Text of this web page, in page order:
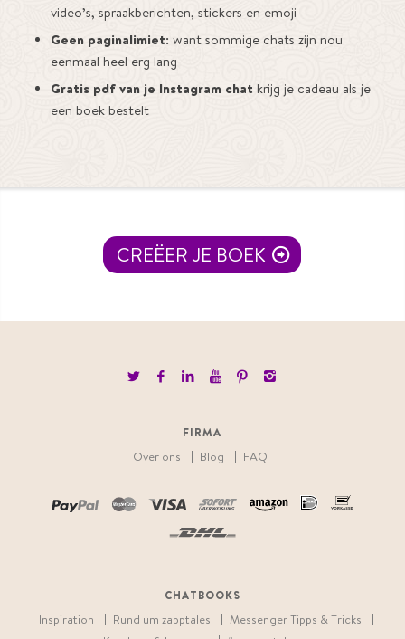
video’s, spraakberichten, stickers en emoji
Geen paginalimiet: want sommige chats zijn nou
eenmaal heel erg lang
Gratis pdf van je Instagram chat krijg je cadeau als je
een boek bestelt
CREËER JE BOEK
FIRMA
Over ons Blog FAQ
CHATBOOKS
Inspiration Rund um zapptales
Messenger Tipps & Tricks